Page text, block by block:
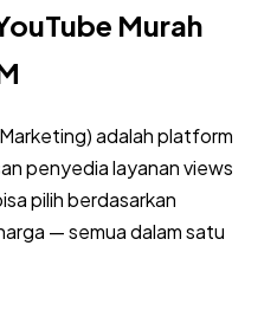
Murah
adalah platform
penyedia layanan views
pilih berdasarkan
— semua dalam satu